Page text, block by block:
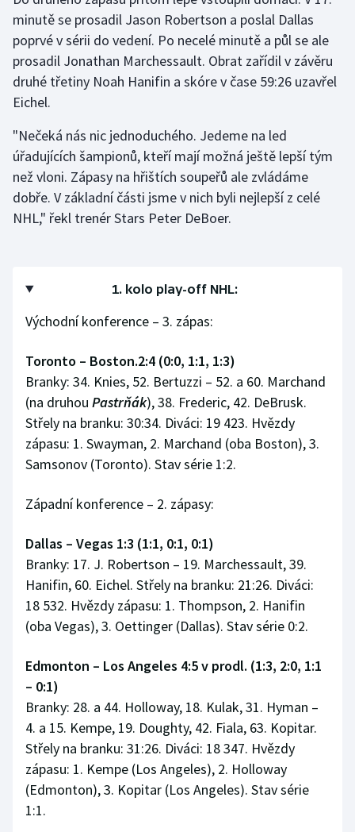
minutě se prosadil Jason Robertson a poslal Dallas
poprvé v sérii do vedení. Po necelé minutě a půl se ale
prosadil Jonathan Marchessault. Obrat zařídil v závěru
druhé třetiny Noah Hanifin a skóre v čase 59:26 uzavřel
Eichel.
"Nečeká nás nic jednoduchého. Jedeme na led
úřadujících šampionů, kteří mají možná ještě lepší tým
než vloni. Zápasy na hřištích soupeřů ale zvládáme
dobře. V základní části jsme v nich byli nejlepší z celé
NHL," řekl trenér Stars Peter DeBoer.
1. kolo play-off NHL:
Východní konference – 3. zápas:
Toronto – Boston.2:4 (0:0, 1:1, 1:3)
Branky: 34. Knies, 52. Bertuzzi – 52. a 60. Marchand
(na druhou Pastrňák), 38. Frederic, 42. DeBrusk.
Střely na branku: 30:34. Diváci: 19 423. Hvězdy
zápasu: 1. Swayman, 2. Marchand (oba Boston), 3.
Samsonov (Toronto). Stav série 1:2.
Západní konference – 2. zápasy:
Dallas – Vegas 1:3 (1:1, 0:1, 0:1)
Branky: 17. J. Robertson – 19. Marchessault, 39.
Hanifin, 60. Eichel. Střely na branku: 21:26. Diváci:
18 532. Hvězdy zápasu: 1. Thompson, 2. Hanifin
(oba Vegas), 3. Oettinger (Dallas). Stav série 0:2.
Edmonton – Los Angeles 4:5 v prodl. (1:3, 2:0, 1:1
– 0:1)
Branky: 28. a 44. Holloway, 18. Kulak, 31. Hyman –
4. a 15. Kempe, 19. Doughty, 42. Fiala, 63. Kopitar.
Střely na branku: 31:26. Diváci: 18 347. Hvězdy
zápasu: 1. Kempe (Los Angeles), 2. Holloway
(Edmonton), 3. Kopitar (Los Angeles). Stav série
1:1.